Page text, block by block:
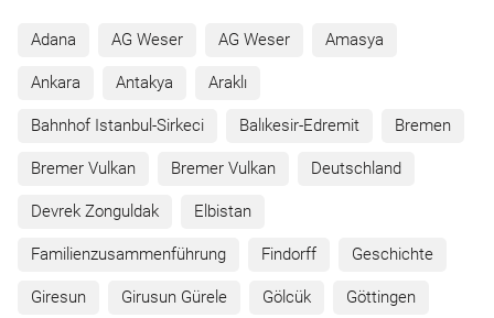
Adana AG Weser AG Weser Amasya
Ankara Antakya Araklı
Bahnhof Istanbul-Sirkeci Balıkesir-Edremit Bremen
Bremer Vulkan Bremer Vulkan Deutschland
Devrek Zonguldak Elbistan
Familienzusammenführung Findorff Geschichte
Giresun Girusun Gürele Gölcük Göttingen